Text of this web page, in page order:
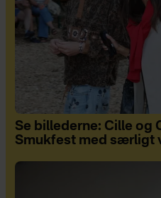
Se billederne: Cille og
Smukfest med særligt